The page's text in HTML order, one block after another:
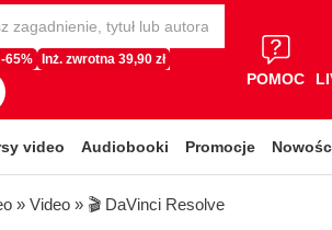
65% Inż. zwrotna 39,90 zł
POMOC
video Audiobooki Promocje
» Video » 🎬 DaVinci Resolve